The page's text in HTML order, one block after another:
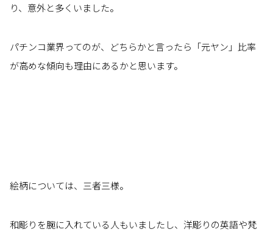
り、意外と多くいました。
パチンコ業界ってのが、どちらかと言ったら「元ヤン」比率
が高めな傾向も理由にあるかと思います。
絵柄については、三者三様。
和彫りを腕に入れている人もいましたし、洋彫りの英語や梵